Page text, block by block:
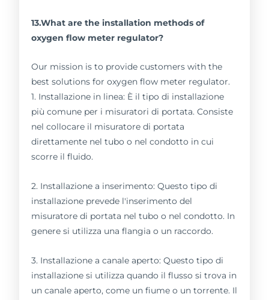
13.What are the installation methods of
oxygen flow meter regulator?
Our mission is to provide customers with the
best solutions for oxygen flow meter regulator.
1. Installazione in linea: È il tipo di installazione
più comune per i misuratori di portata. Consiste
nel collocare il misuratore di portata
direttamente nel tubo o nel condotto in cui
scorre il fluido.
2. Installazione a inserimento: Questo tipo di
installazione prevede l'inserimento del
misuratore di portata nel tubo o nel condotto. In
genere si utilizza una flangia o un raccordo.
3. Installazione a canale aperto: Questo tipo di
installazione si utilizza quando il flusso si trova in
un canale aperto, come un fiume o un torrente. Il